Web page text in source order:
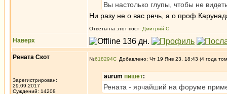
Вы настолько глупы, чтобы не
Ни разу не о вас речь, а о
Ответы на этот пост: Дмитрий С
Наверх
Рената Скот
Зарегистрирован:
29.09.2017
Суждений: 14208
№618294 Добавлено: Чт 19 Янв 23, 18:43 (4 года
aurum пишет:
Рената - ярчайший на форуме